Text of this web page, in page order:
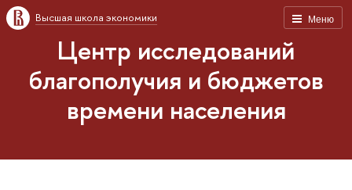
Меню
Высшая школа экономики
Центр исследований
благополучия и бюджетов
времени населения